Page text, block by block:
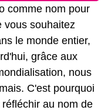
comme nom pour
vous souhaitez
le monde entier,
grâce aux
nous
C'est pourquoi
au nom de